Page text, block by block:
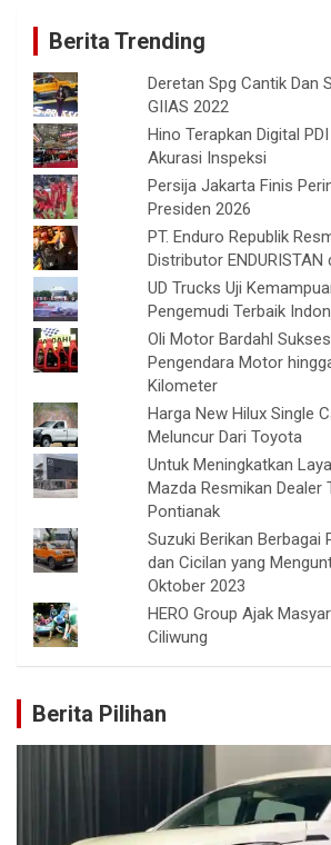
Berita Trending
Deretan Spg Cantik Dan
GIIAS 2022
Hino Terapkan Digital
Akurasi Inspeksi
Persija Jakarta Finis
Presiden 2026
PT. Enduro Republik
Distributor
UD Trucks Uji
Pengemudi Terbaik
Oli Motor Bardahl
Pengendara Motor
Kilometer
Harga New Hilux Single
Meluncur Dari Toyota
Untuk Meningkatkan
Mazda Resmikan Dealer
Pontianak
Suzuki Berikan Berbagai
dan Cicilan yang
Oktober 2023
HERO Group Ajak
Ciliwung
Berita Pilihan